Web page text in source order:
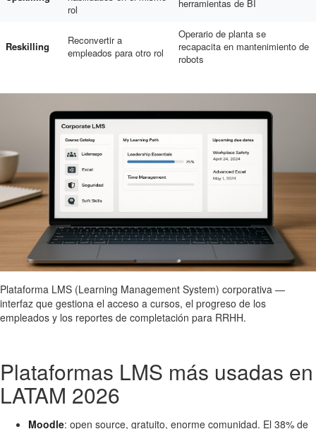
rol
herramientas de BI
Reskilling
Reconvertir a
empleados para otro rol
Operario de planta se
recapacita en mantenimiento de
robots
Plataforma LMS (Learning Management System) corporativa —
interfaz que gestiona el acceso a cursos, el progreso de los
empleados y los reportes de completación para RRHH.
Plataformas LMS más usadas en
LATAM 2026
Moodle: open source, gratuito, enorme comunidad. El 38% de